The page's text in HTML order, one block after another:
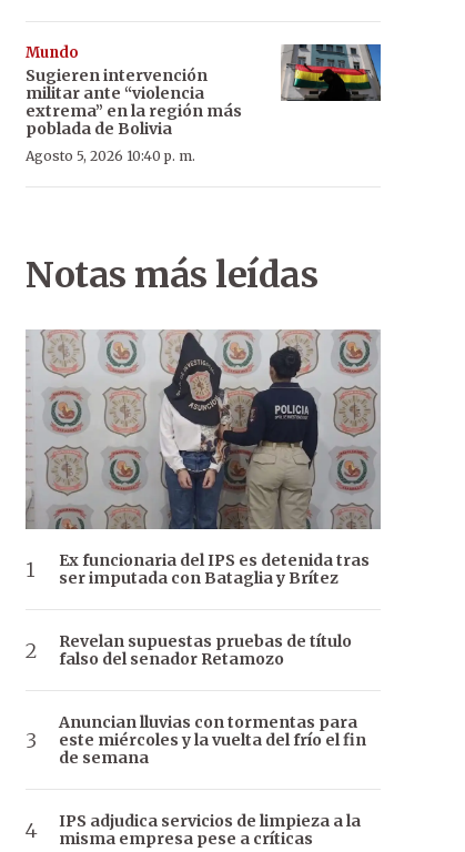
Mundo
Sugieren intervención
militar ante “violencia
extrema” en la región más
poblada de Bolivia
Agosto 5, 2026 10:40 p. m.
Notas más leídas
Ex funcionaria del IPS es detenida tras
ser imputada con Bataglia y Brítez
Revelan supuestas pruebas de título
falso del senador Retamozo
Anuncian lluvias con tormentas para
este miércoles y la vuelta del frío el fin
de semana
IPS adjudica servicios de limpieza a la
misma empresa pese a críticas